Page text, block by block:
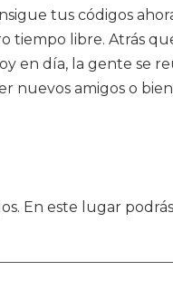
tus códigos
tiempo libre. Atrás
en día, la gente se
nuevos amigos o
En este lugar